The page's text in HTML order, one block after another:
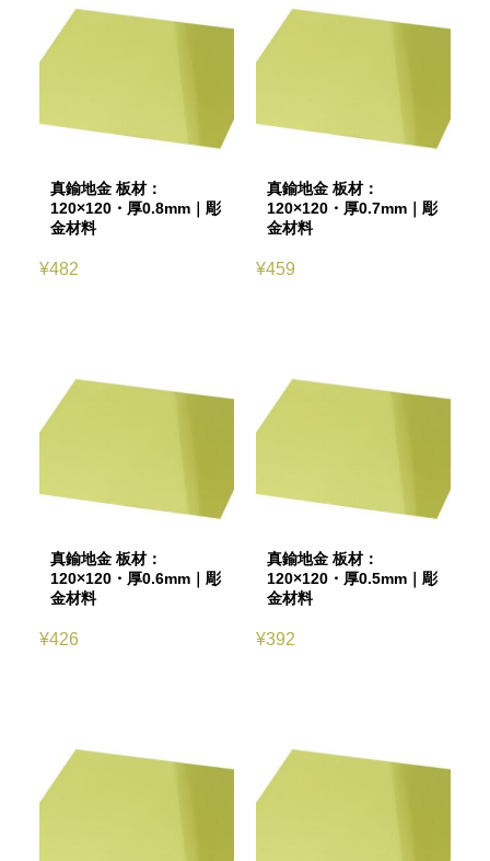
真鍮地金 板材：
120×120・厚0.8mm｜彫
金材料
¥482
真鍮地金 板材：
120×120・厚0.7mm｜彫
金材料
¥459
真鍮地金 板材：
120×120・厚0.6mm｜彫
金材料
¥426
真鍮地金 板材：
120×120・厚0.5mm｜彫
金材料
¥392